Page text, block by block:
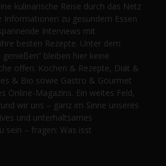
kulinarische Reise durch das Netz
Informationen zu gesundem Essen
Interviews mit
besten Rezepte. Unter dem
bleiben hier keine
offen. Kochen & Rezepte, Diät &
& Bio sowie Gastro & Gourmet
Online-Magazins. Ein weites Feld,
wir uns – ganz im Sinne unseres
und unterhaltsames
sein – fragen: Was isst